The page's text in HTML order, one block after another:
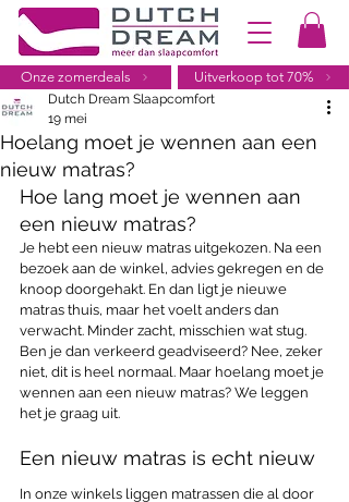
Onze zomerdeals Uitverkoop tot 70%
Hoelang moet je wennen aan een
nieuw matras?
Dutch Dream Slaapcomfort
19 mei
Hoe lang moet je wennen aan
een nieuw matras?
Je hebt een nieuw matras uitgekozen. Na een
bezoek aan de winkel, advies gekregen en de
knoop doorgehakt. En dan ligt je nieuwe
matras thuis, maar het voelt anders dan
verwacht. Minder zacht, misschien wat stug.
Ben je dan verkeerd geadviseerd? Nee, zeker
niet, dit is heel normaal. Maar hoelang moet je
wennen aan een nieuw matras? We leggen
het je graag uit.
Een nieuw matras is echt nieuw
In onze winkels liggen matrassen die al door